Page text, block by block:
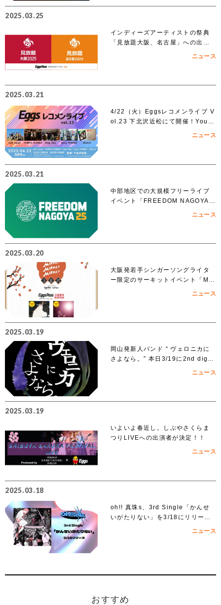
2025.03.25
インディーズアーティストの祭典
「見放題大阪、名古屋」への出演
ニュース
2025.03.21
4/22（火）Eggsレコメンライブ V
ol.23 下北沢近松にて開催！YouT
ニュース
2025.03.21
中部地区での大規模フリーライブ
イベント「FREEDOM NAGOYA 2
ニュース
2025.03.20
大阪発若手シンガーソングライタ
ー限定のサーキットイベント「MIK
ニュース
2025.03.19
岡山発新人バンド “ ヴェロニカに
さよなら。” 本日3/19に2nd digit
ニュース
2025.03.19
いよいよ春近し。しぶやさくらま
つりLIVEへの出演者が決定！！
ニュース
2025.03.18
oh!! 真珠s、3rd Single「かんせ
いがたりない」を3/18にリリー
ニュース
おすすめ